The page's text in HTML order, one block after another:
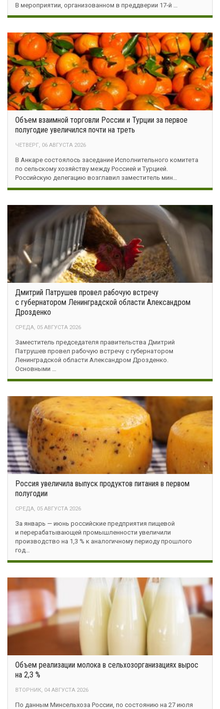
В мероприятии, организованном в преддверии 17-й …
Объем взаимной торговли России и Турции за первое
полугодие увеличился почти на треть
ЧЕТВЕРГ, 06 АВГУСТА 2026
В Анкаре состоялось заседание Исполнительного комитета
по сельскому хозяйству между Россией и Турцией.
Российскую делегацию возглавил заместитель мин…
Дмитрий Патрушев провел рабочую встречу
с губернатором Ленинградской области Александром
Дрозденко
СРЕДА, 05 АВГУСТА 2026
Заместитель председателя правительства Дмитрий
Патрушев провел рабочую встречу с губернатором
Ленинградской области Александром Дрозденко.
Основными …
Россия увеличила выпуск продуктов питания в первом
полугодии
СРЕДА, 05 АВГУСТА 2026
За январь — июнь российские предприятия пищевой
и перерабатывающей промышленности увеличили
производство на 1,3 % к аналогичному периоду прошлого
год…
Объем реализации молока в сельхозорганизациях вырос
на 2,3 %
ВТОРНИК, 04 АВГУСТА 2026
По данным Минсельхоза России, по состоянию на 27 июля